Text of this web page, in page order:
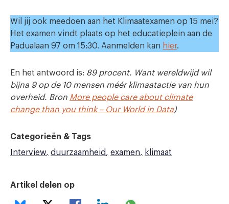
Wil jij ook meedoen aan het Klimaatexamen op 15 mei?
Het examen vindt plaats op het educatieplein aan de
Padualaan 97 om 15:30. Aanmelden kan hier.
En het antwoord is: 89 procent. Want wereldwijd wil
bijna 9 op de 10 mensen méér klimaatactie van hun
overheid. Bron More people care about climate
change than you think – Our World in Data)
Categorieën & Tags
Interview duurzaamheid examen klimaat
Artikel delen op